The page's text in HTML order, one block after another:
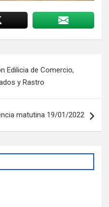
Edilicia de Comercio,
y Rastro
matutina 19/01/2022